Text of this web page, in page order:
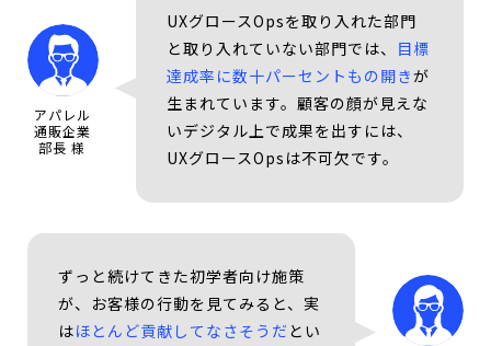
アパレル
通販企業
部長 様
UXグロースOpsを取り入れた部門
と取り入れていない部門では、 目標
達成率に数十パーセントもの開きが
生まれています。顧客の顔が見えな
いデジタル上で成果を出すには、
UXグロースOpsは不可欠です。
ずっと続けてきた初学者向け施策
が、お客様の行動を見てみると、実
はほとんど貢献してなさそうだ とい